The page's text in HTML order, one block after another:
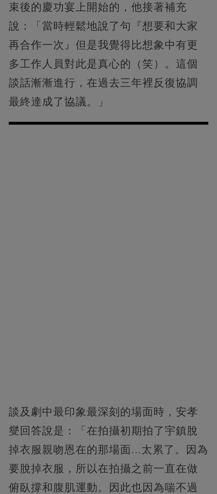
束後的慶功宴上開始的，他接著補充
說：「當時輕鬆地說了句『想要和大家
再合作一次』但是我覺得比想象中有更
多工作人員對此是真心的（笑）。這個
談話漸漸進行，在過去三年裡反復協調
最終達成了協議。」
談及劇中最印象最深刻的場面時，安孝
燮回答說是：「在拍攝初期拍了宇鎮脫
掉衣服親吻恩在的那場面...太累了。因為
要脫掉衣服，所以在拍攝之前一直在做
俯臥撐和腹肌運動。因此也因為喘不過